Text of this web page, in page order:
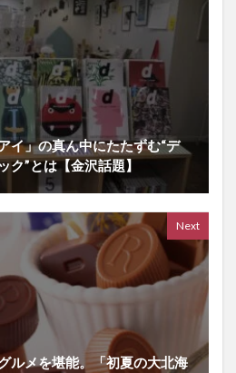
イ」の真ん中にたたずむ“デ
ク”とは【金沢話題】
Next
ルメを堪能。「初夏の大北海